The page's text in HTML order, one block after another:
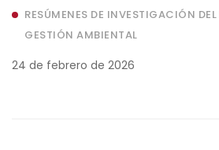
RESÚMENES DE INVESTIGACIÓN
GESTIÓN AMBIENTAL
24 de febrero de 2026